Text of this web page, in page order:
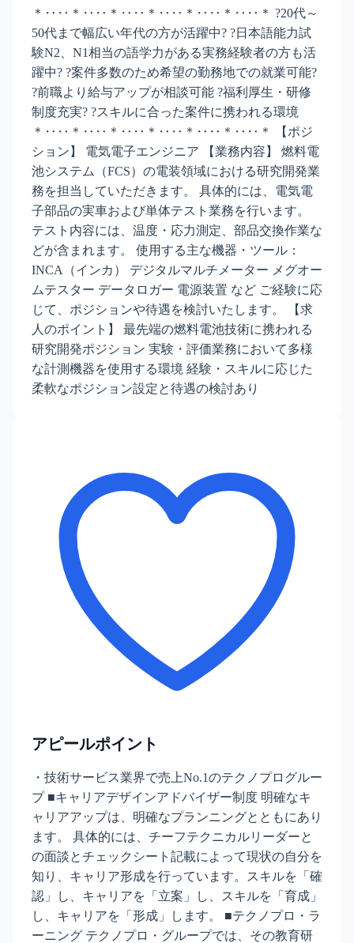
＊‥‥＊‥‥＊‥‥＊‥‥＊‥‥＊‥‥＊ ?20代～
50代まで幅広い年代の方が活躍中? ?日本語能力試
験N2、N1相当の語学力がある実務経験者の方も活
躍中? ?案件多数のため希望の勤務地での就業可能?
?前職より給与アップが相談可能 ?福利厚生・研修
制度充実? ?スキルに合った案件に携われる環境
＊‥‥＊‥‥＊‥‥＊‥‥＊‥‥＊‥‥＊ 【ポジ
ション】 電気電子エンジニア 【業務内容】 燃料電
池システム（FCS）の電装領域における研究開発業
務を担当していただきます。 具体的には、電気電
子部品の実車および単体テスト業務を行います。
テスト内容には、温度・応力測定、部品交換作業な
どが含まれます。 使用する主な機器・ツール：
INCA（インカ） デジタルマルチメーター メグオー
ムテスター データロガー 電源装置 など ご経験に応
じて、ポジションや待遇を検討いたします。 【求
人のポイント】 最先端の燃料電池技術に携われる
研究開発ポジション 実験・評価業務において多様
な計測機器を使用する環境 経験・スキルに応じた
柔軟なポジション設定と待遇の検討あり
アピールポイント
・技術サービス業界で売上No.1のテクノプログルー
プ ■キャリアデザインアドバイザー制度 明確なキ
ャリアアップは、明確なプランニングとともにあり
ます。 具体的には、チーフテクニカルリーダーと
の面談とチェックシート記載によって現状の自分を
知り、キャリア形成を行っています。スキルを「確
認」し、キャリアを「立案」し、スキルを「育成」
し、キャリアを「形成」します。 ■テクノプロ・ラ
ーニング テクノプロ・グループでは、その教育研